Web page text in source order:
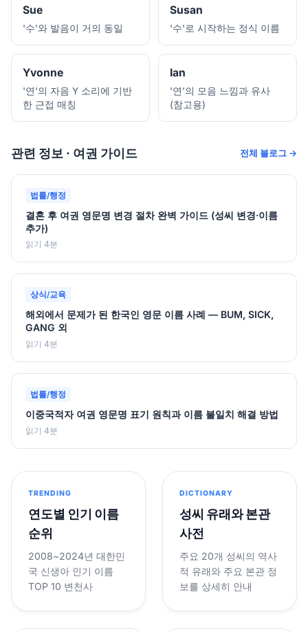
Sue
'수'와 발음이 거의 동일
Susan
'수'로 시작하는 정식 이름
Yvonne
'연'의 자음 Y 소리에 기반
한 근접 매칭
Ian
'연'의 모음 느낌과 유사
(참고용)
관련 정보 · 여권 가이드 전체 블로그 →
법률/행정
결혼 후 여권 영문명 변경 절차 완벽 가이드 (성씨 변경·이름
추가)
읽기 4분
상식/교육
해외에서 문제가 된 한국인 영문 이름 사례 — BUM, SICK,
GANG 외
읽기 4분
법률/행정
이중국적자 여권 영문명 표기 원칙과 이름 불일치 해결 방법
읽기 4분
TRENDING
연도별 인기 이름
순위
2008~2024년 대한민
국 신생아 인기 이름
TOP 10 변천사
DICTIONARY
성씨 유래와 본관
사전
주요 20개 성씨의 역사
적 유래와 주요 본관 정
보를 상세히 안내